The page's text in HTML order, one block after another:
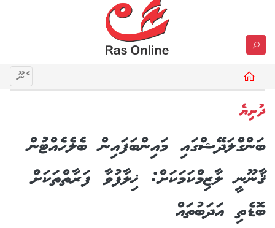
މެނޫ
ދުނިޔެ
ބަންގްލަދޭޝްގައި މައިންބަފައިން ބެލެހެއްޓުން
ޤާނޫނީ ލާޒިމްކަމަކަށް: ޚިލާފުވާ ފަރާތްތަކަށް
ބޮޑެތި އަދަބުތައް